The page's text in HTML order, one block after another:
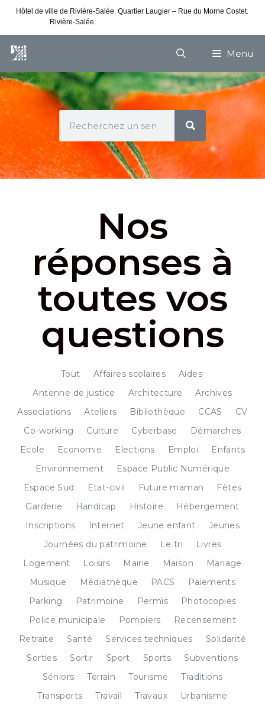
Hôtel de ville de Rivière-Salée. Quartier Laugier – Rue du Morne Costet.
Rivière-Salée.
Menu
Nos
réponses à
toutes vos
questions
Tout Affaires scolaires
Aides
Antenne de justice
Architecture
Archives
Associations
Ateliers Bibliothèque CCAS
CV
Co-working
Culture Cyberbase
Démarches
Ecole
Economie Elections Emploi
Enfants
Environnement
Espace Public Numérique
Espace Sud
Etat-civil Future maman
Fêtes
Garderie
Handicap Histoire
Hébergement
Inscriptions
Internet Jeune enfant
Jeunes
Journées du patrimoine
Le tri
Livres
Logement
Loisirs Mairie Maison
Mariage
Musique
Médiathèque PACS
Paiements
Parking
Patrimoine Permis
Photocopies
Police municipale
Pompiers
Recensement
Retraite
Santé Services techniques
Solidarité
Sorties
Sortir Sport Sports
Subventions
Séniors
Terrain Tourisme
Traditions
Transports
Travail Travaux
Urbanisme